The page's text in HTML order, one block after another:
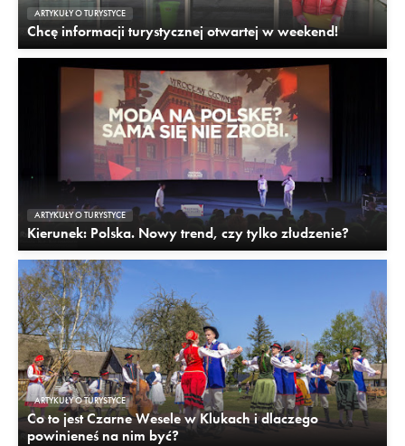
ARTYKUŁY O TURYSTYCE
Chcę informacji turystycznej otwartej w weekend!
ARTYKUŁY O TURYSTYCE
Kierunek: Polska. Nowy trend, czy tylko złudzenie?
ARTYKUŁY O TURYSTYCE
Co to jest Czarne Wesele w Klukach i dlaczego
powinieneś na nim być?